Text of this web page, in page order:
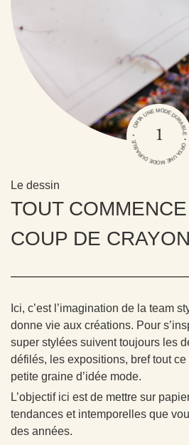
1
ORTA UNE MODE DURABLE • ORTA UNE
Le dessin
TOUT
COUP DE
Ici, c’est l’imagination de la team
donne vie aux créations. Pour
super stylées suivent toujours les
défilés, les expositions, bref tout
petite graine d’idée mode.
L’objectif ici est de mettre sur
tendances et intemporelles que
des années.